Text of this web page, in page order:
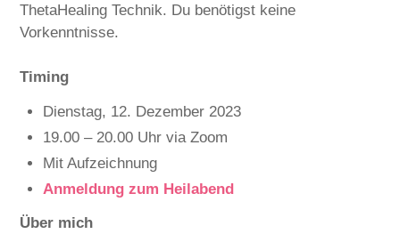
ThetaHealing Technik. Du benötigst keine
Vorkenntnisse.
Timing
Dienstag, 12. Dezember 2023
19.00 – 20.00 Uhr via Zoom
Mit Aufzeichnung
Anmeldung zum Heilabend
Über mich